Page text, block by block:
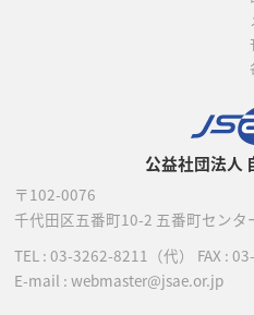
公益社団法人
〒102-0076
千代田区五番町10-2 五番町センタ
TEL : 03-3262-8211 （代） FAX :
E-mail : webmaster@jsae.or.jp